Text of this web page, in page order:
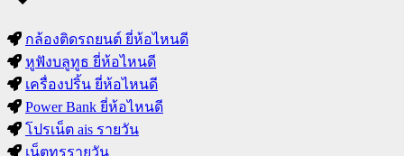
กล้องติดรถยนต์ ยี่ห้อไหนดี
หูฟังบลูทูธ ยี่ห้อไหนดี
เครื่องปริ้น ยี่ห้อไหนดี
Power Bank ยี่ห้อไหนดี
โปรเน็ต ais รายวัน
เน็ตทรูรายวัน